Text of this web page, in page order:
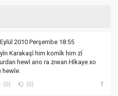
2010 Perşembe 18:55
Karakaşî him komîk him zî
hewl ano ra zıwan.Hîkaye xo
hewle.
(0) (0)